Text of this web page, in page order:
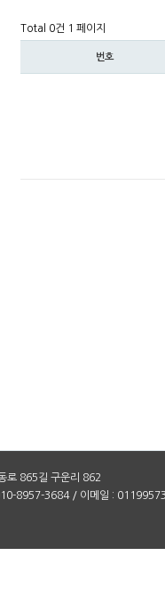
Total 0건 1 페이지
번호
로 865길 구운리 862
8957-3684 / 이메일 :